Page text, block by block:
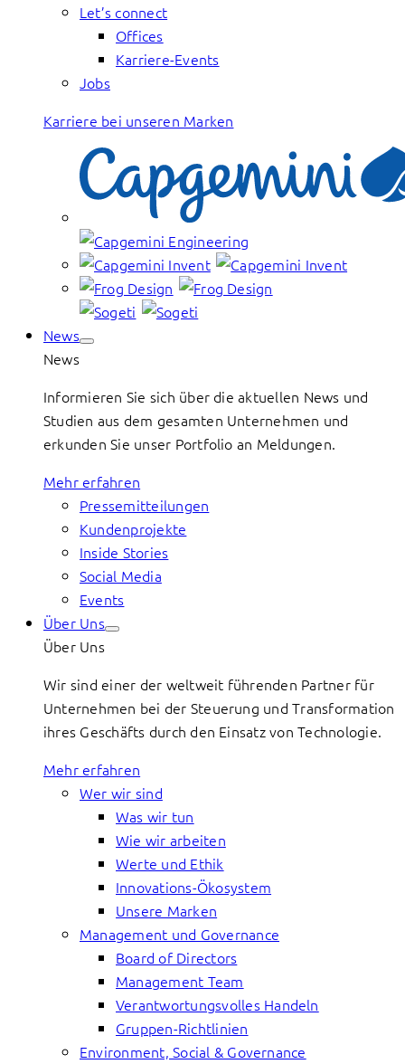
Let’s connect
Offices
Karriere-Events
Jobs
Karriere bei unseren Marken
News
News
Informieren Sie sich über die aktuellen News und
Studien aus dem gesamten Unternehmen und
erkunden Sie unser Portfolio an Meldungen.
Mehr erfahren
Pressemitteilungen
Kundenprojekte
Inside Stories
Social Media
Events
Über Uns
Über Uns
Wir sind einer der weltweit führenden Partner für
Unternehmen bei der Steuerung und Transformation
ihres Geschäfts durch den Einsatz von Technologie.
Mehr erfahren
Wer wir sind
Was wir tun
Wie wir arbeiten
Werte und Ethik
Innovations-Ökosystem
Unsere Marken
Management und Governance
Board of Directors
Management Team
Verantwortungsvolles Handeln
Gruppen-Richtlinien
Environment, Social & Governance